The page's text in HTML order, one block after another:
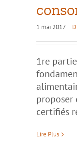
1 mai 2017 |
1re
proposer
certifiés
Lire Plus